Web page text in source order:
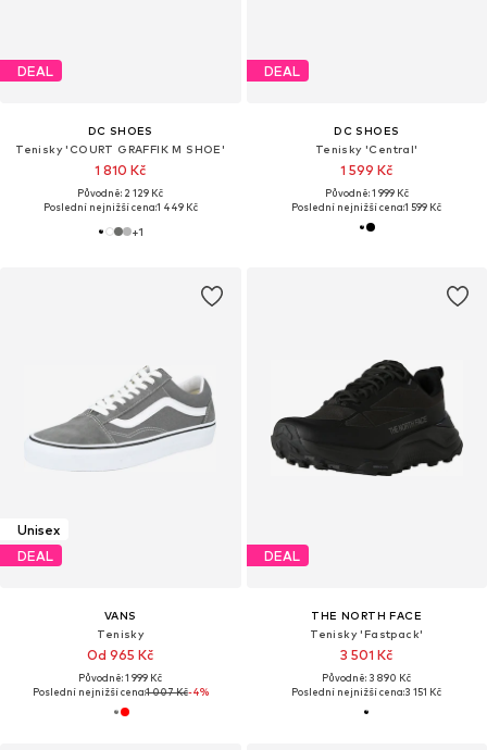
DEAL
DC SHOES
Tenisky 'COURT GRAFFIK M SHOE'
1 810 Kč
Původně: 2 129 Kč
Poslední nejnižší cena:1 449 Kč
+1
DEAL
DC SHOES
Tenisky 'Central'
1 599 Kč
Původně: 1 999 Kč
Poslední nejnižší cena:1 599 Kč
Unisex
DEAL
VANS
Tenisky
Od 965 Kč
Původně: 1 999 Kč
Poslední nejnižší cena:1 007 Kč-4%
DEAL
THE NORTH FACE
Tenisky 'Fastpack'
3 501 Kč
Původně: 3 890 Kč
Poslední nejnižší cena:3 151 Kč